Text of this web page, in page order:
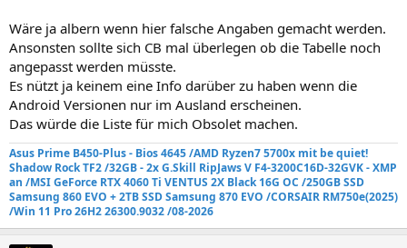
Wäre ja albern wenn hier falsche Angaben gemacht werden.
Ansonsten sollte sich CB mal überlegen ob die Tabelle noch
angepasst werden müsste.
Es nützt ja keinem eine Info darüber zu haben wenn die
Android Versionen nur im Ausland erscheinen.
Das würde die Liste für mich Obsolet machen.
Asus Prime B450-Plus - Bios 4645 /AMD Ryzen7 5700x mit be quiet!
Shadow Rock TF2/32GB - 2x G.Skill RipJaws V F4-3200C16D-32GVK - XMP
an /MSI GeForce RTX 4060 Ti VENTUS 2X Black 16G OC /250GB SSD
Samsung 860 EVO +2TB SSD Samsung 870 EVO /CORSAIR RM750e(2025)
/Win 11 Pro 26H2 26300.9032 /08-2026